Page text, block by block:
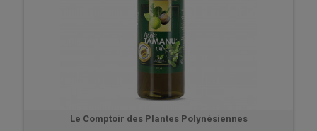
Le Comptoir des Plantes Polynésiennes